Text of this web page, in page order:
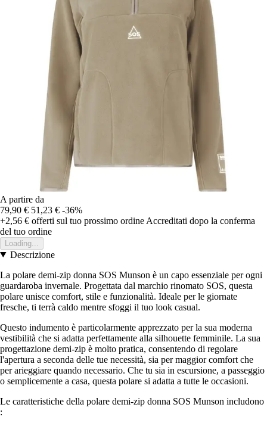
A partire da
79,90 € 51,23 € -36%
+2,56 € offerti sul tuo prossimo ordine Accreditati dopo la conferma
del tuo ordine
Loading...
Descrizione
La polare demi-zip donna SOS Munson è un capo essenziale per ogni
guardaroba invernale. Progettata dal marchio rinomato SOS, questa
polare unisce comfort, stile e funzionalità. Ideale per le giornate
fresche, ti terrà caldo mentre sfoggi il tuo look casual.
Questo indumento è particolarmente apprezzato per la sua moderna
vestibilità che si adatta perfettamente alla silhouette femminile. La sua
progettazione demi-zip è molto pratica, consentendo di regolare
l'apertura a seconda delle tue necessità, sia per maggior comfort che
per arieggiare quando necessario. Che tu sia in escursione, a passeggio
o semplicemente a casa, questa polare si adatta a tutte le occasioni.
Le caratteristiche della polare demi-zip donna SOS Munson includono
: